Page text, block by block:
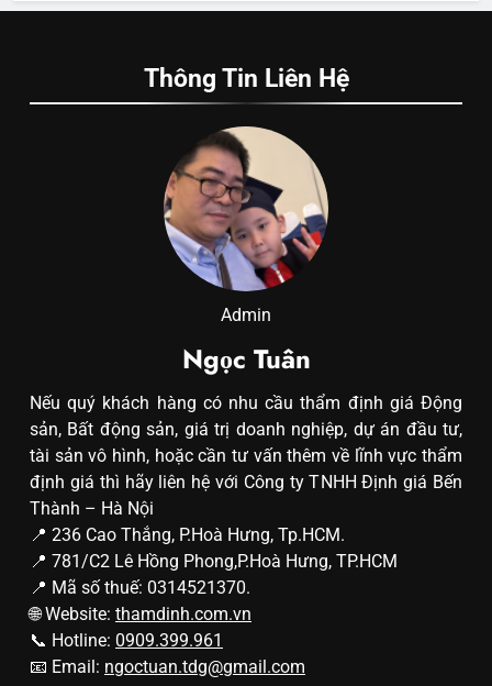
Thông Tin Liên Hệ
Admin
Ngọc Tuân
Nếu quý khách hàng có nhu cầu thẩm định giá Động
sản, Bất động sản, giá trị doanh nghiệp, dự án đầu tư,
tài sản vô hình, hoặc cần tư vấn thêm về lĩnh vực thẩm
định giá thì hãy liên hệ với Công ty TNHH Định giá Bến
Thành – Hà Nội
📍 236 Cao Thắng, P.Hoà Hưng, Tp.HCM.
📍 781/C2 Lê Hồng Phong,P.Hoà Hưng, TP.HCM
📍 Mã số thuế: 0314521370.
🌐 Website: thamdinh.com.vn
📞 Hotline: 0909.399.961
📧 Email: ngoctuan.tdg@gmail.com